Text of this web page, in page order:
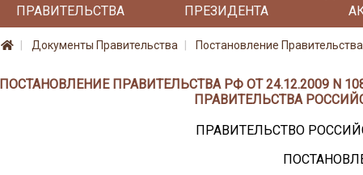
ПРАВИТЕЛЬСТВА
ПРЕЗИДЕНТА
Документы Правительства Постановление
ПОСТАНОВЛЕНИЕ ПРАВИТЕЛЬСТВА РФ ОТ 24.12.2009 N
ПРАВИТЕЛЬСТВА
ПРАВИТЕЛЬСТВО